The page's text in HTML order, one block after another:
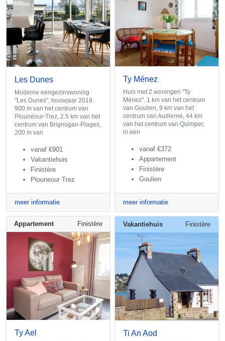
Les Dunes
Moderne eengezinswoning
"Les Dunes", bouwjaar 2019.
900 m van het centrum van
Plounéour-Trez, 2.5 km van het
centrum van Brignogan-Plages,
200 m van
vanaf €901
Vakantiehuis
Finistère
Plouneour Trez
meer informatie
Ty Ménez
Huis met 2 woningen "Ty
Ménez". 1 km van het centrum
van Goulien, 9 km van het
centrum van Audierne, 44 km
van het centrum van Quimper,
in een
vanaf €372
Appartement
Finistère
Goulien
meer informatie
Appartement Finistère
Ty Ael
Vakantiehuis Finistère
Ti An Aod